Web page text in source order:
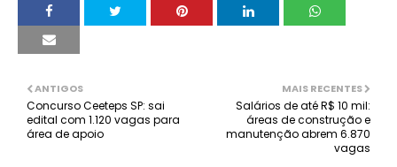
MAIS RECENTES
Salários de até R$ 10 mil:
áreas de construção e
manutenção abrem 6.870
vagas
ANTIGOS
Concurso Ceeteps SP: sai
edital com 1.120 vagas para
área de apoio